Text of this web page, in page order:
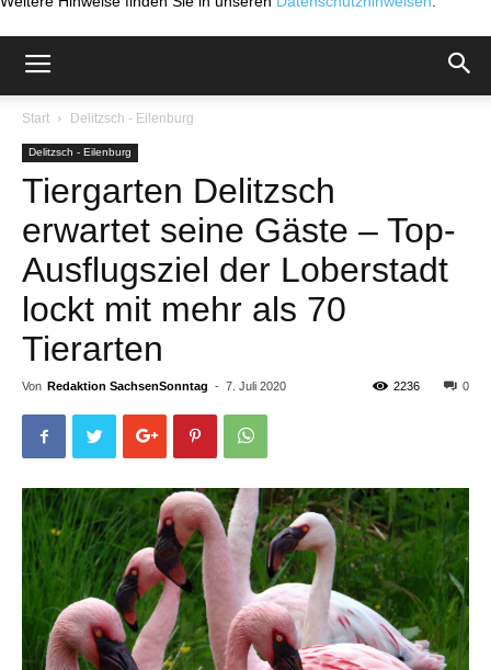
Start Delitzsch - Eilenburg
Delitzsch - Eilenburg
Tiergarten Delitzsch
erwartet seine Gäste – Top-
Ausflugsziel der Loberstadt
lockt mit mehr als 70
Tierarten
Von Redaktion SachsenSonntag - 7. Juli 2020 0
2236